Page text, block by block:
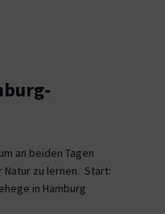
an beiden Tagen
Natur zu lernen. Start:
in Hamburg